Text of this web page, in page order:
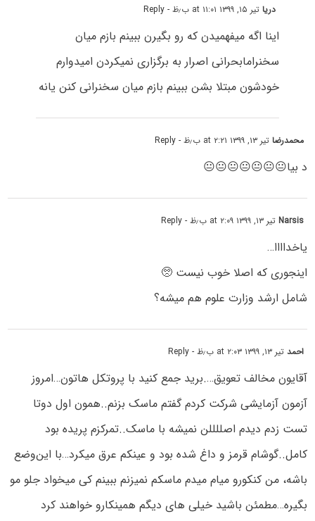
دریاتیر ۱۵, ۱۳۹۹ at ۱۱:۰۱ ب٫ظ - Reply
اینا اگه میفهمیدن که رو بگیرن ببینم بازم میان
سخنرامابحرانی اصرار به برگزاری نمیکردن امیدوارم
خودشون مبتلا بشن ببینم بازم میان سخنرانی کنن یانه
محمدرضاتیر ۱۳, ۱۳۹۹ at ۲:۲۱ ب٫ظ - Reply
د بیا😐😐😐😐😐😐😐
Narsisتیر ۱۳, ۱۳۹۹ at ۲:۰۹ ب٫ظ - Reply
یاخداااا…
اینجوری که اصلا خوب نیست 🥺
شامل ارشد وزارت علوم هم میشه؟
احمدتیر ۱۳, ۱۳۹۹ at ۲:۰۳ ب٫ظ - Reply
آقایون مخالف تعویق….برید جمع کنید با پروتکل هاتون…امروز
آزمون آزمایشی شرکت کردم گفتم ماسک بزنم..همون اول دوتا
تست زدم دیدم اصللللن نمیشه با ماسک..تمرکزم پریده بود
کامل‌..گوشام قرمز و داغ شده بود و عینکم عرق میکرد…با این‌وضع
باشه، من کنکورو میام میدم ماسکم نمیزنم ببینم کی میخواد جلو مو
بگیره…مطمئن باشید خیلی های دیگم همینکارو خواهند کرد